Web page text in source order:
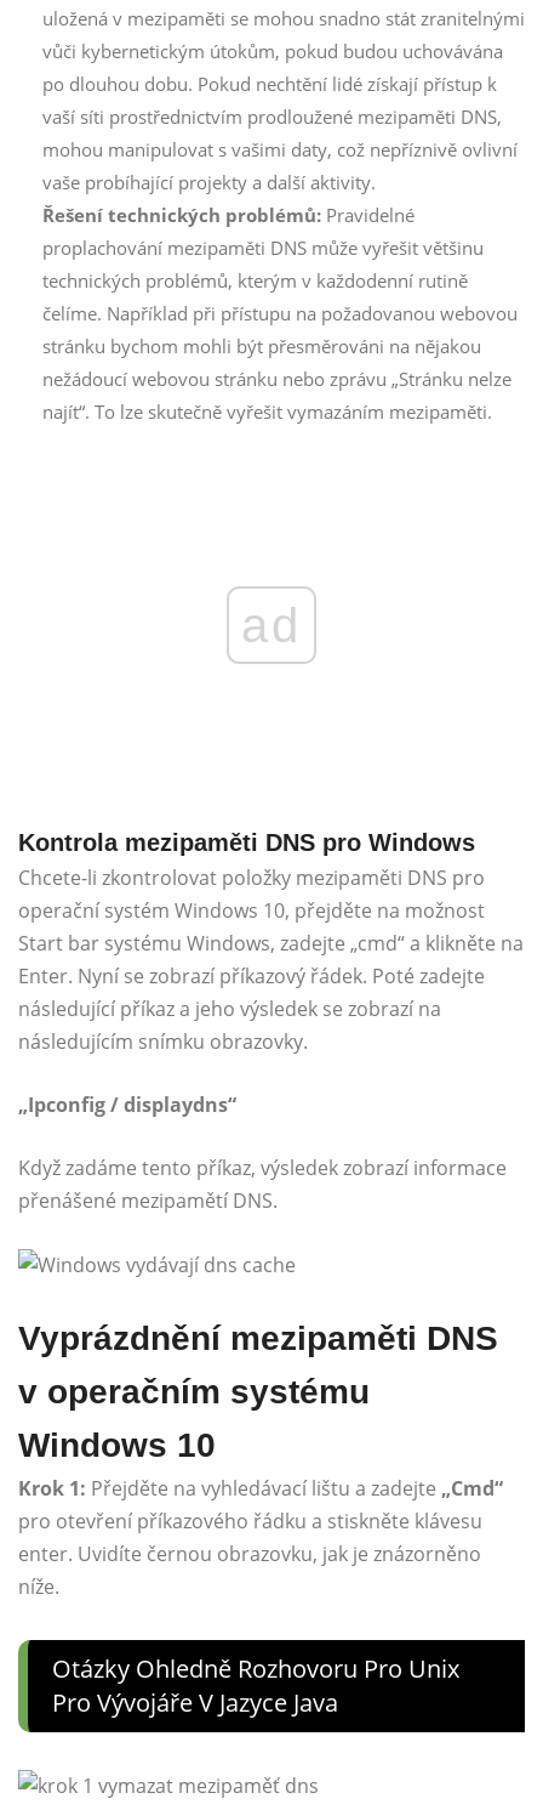
uložená v mezipaměti se mohou snadno stát zranitelnými
vůči kybernetickým útokům, pokud budou uchovávána
po dlouhou dobu. Pokud nechtění lidé získají přístup k
vaší síti prostřednictvím prodloužené mezipaměti DNS,
mohou manipulovat s vašimi daty, což nepříznivě ovlivní
vaše probíhající projekty a další aktivity.
Řešení technických problémů: Pravidelné
proplachování mezipaměti DNS může vyřešit většinu
technických problémů, kterým v každodenní rutině
čelíme. Například při přístupu na požadovanou webovou
stránku bychom mohli být přesměrováni na nějakou
nežádoucí webovou stránku nebo zprávu „Stránku nelze
najít“. To lze skutečně vyřešit vymazáním mezipaměti.
ad
Kontrola mezipaměti DNS pro Windows
Chcete-li zkontrolovat položky mezipaměti DNS pro
operační systém Windows 10, přejděte na možnost
Start bar systému Windows, zadejte „cmd“ a klikněte na
Enter. Nyní se zobrazí příkazový řádek. Poté zadejte
následující příkaz a jeho výsledek se zobrazí na
následujícím snímku obrazovky.
„Ipconfig / displaydns“
Když zadáme tento příkaz, výsledek zobrazí informace
přenášené mezipamětí DNS.
Vyprázdnění mezipaměti DNS
v operačním systému
Windows 10
Krok 1: Přejděte na vyhledávací lištu a zadejte „Cmd“
pro otevření příkazového řádku a stiskněte klávesu
enter. Uvidíte černou obrazovku, jak je znázorněno
níže.
Otázky Ohledně Rozhovoru Pro Unix
Pro Vývojáře V Jazyce Java